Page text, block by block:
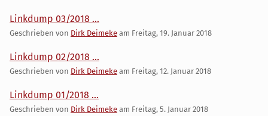
Linkdump 03/2018 ...
Geschrieben von Dirk Deimeke am Freitag, 19. Januar 2018
Linkdump 02/2018 ...
Geschrieben von Dirk Deimeke am Freitag, 12. Januar 2018
Linkdump 01/2018 ...
Geschrieben von Dirk Deimeke am Freitag, 5. Januar 2018